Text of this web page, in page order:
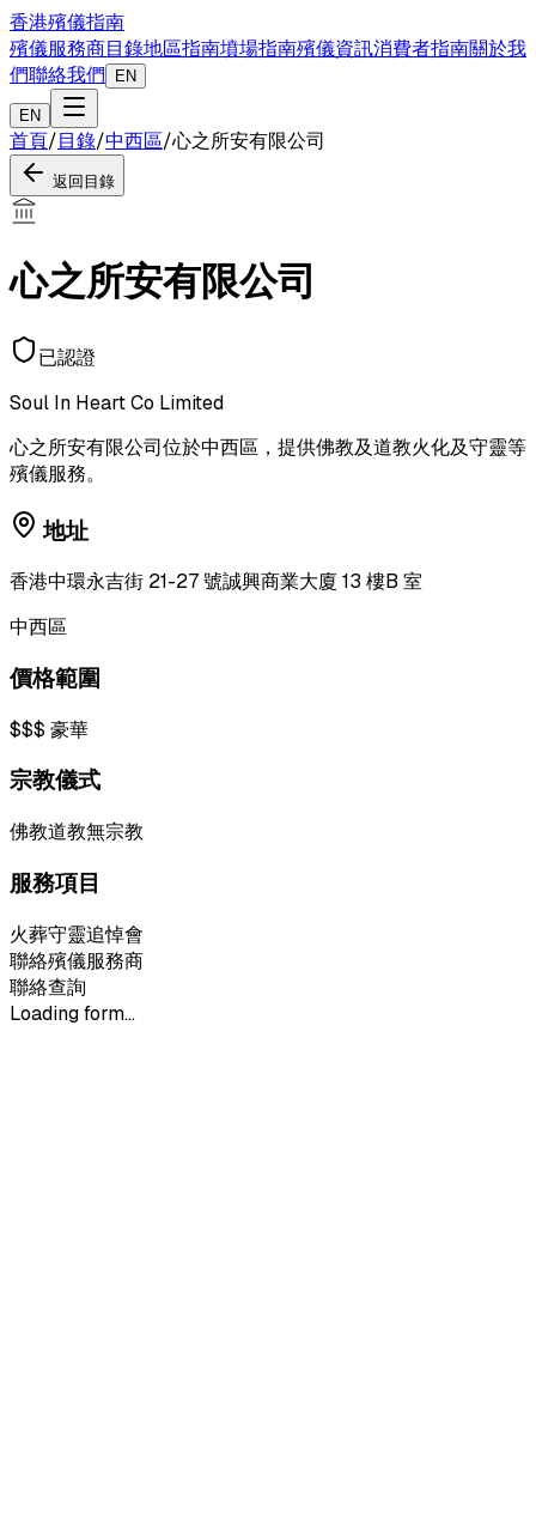
香港殯儀指南
殯儀服務商目錄地區指南墳場指南殯儀資訊消費者指南關於我
們聯絡我們 EN
EN
首頁/目錄/中西區/心之所安有限公司
返回目錄
心之所安有限公司
已認證
Soul In Heart Co Limited
心之所安有限公司位於中西區，提供佛教及道教火化及守靈等
殯儀服務。
地址
香港中環永吉街 21-27 號誠興商業大廈 13 樓B 室
中西區
價格範圍
$$$ 豪華
宗教儀式
佛教道教無宗教
服務項目
火葬守靈追悼會
聯絡殯儀服務商
聯絡查詢
Loading form...